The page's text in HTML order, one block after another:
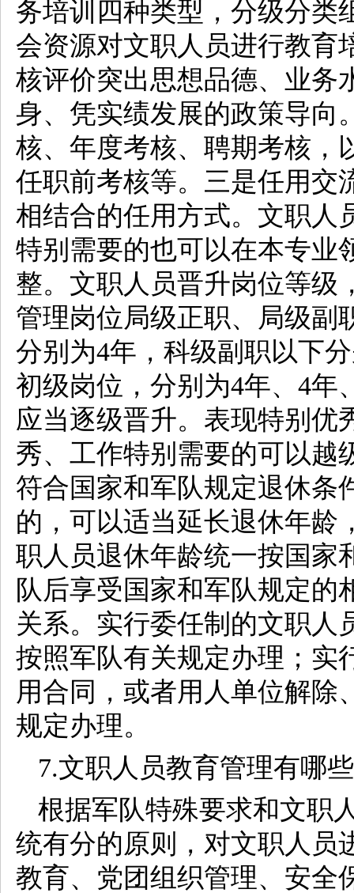
务培训四种类型，分级分类
会资源对文职人员进行教育
核评价突出思想品德、业务
身、凭实绩发展的政策导向
核、年度考核、聘期考核，
任职前考核等。三是任用交
相结合的任用方式。文职人
特别需要的也可以在本专业
整。文职人员晋升岗位等级
管理岗位局级正职、局级副
分别为4年，科级副职以下
初级岗位，分别为4年、4年
应当逐级晋升。表现特别优
秀、工作特别需要的可以越
符合国家和军队规定退休条
的，可以适当延长退休年龄
职人员退休年龄统一按国家
队后享受国家和军队规定的
关系。实行委任制的文职人
按照军队有关规定办理；实
用合同，或者用人单位解除
规定办理。
7.文职人员教育管理有哪
根据军队特殊要求和文职
统有分的原则，对文职人员
教育、党团组织管理、安全